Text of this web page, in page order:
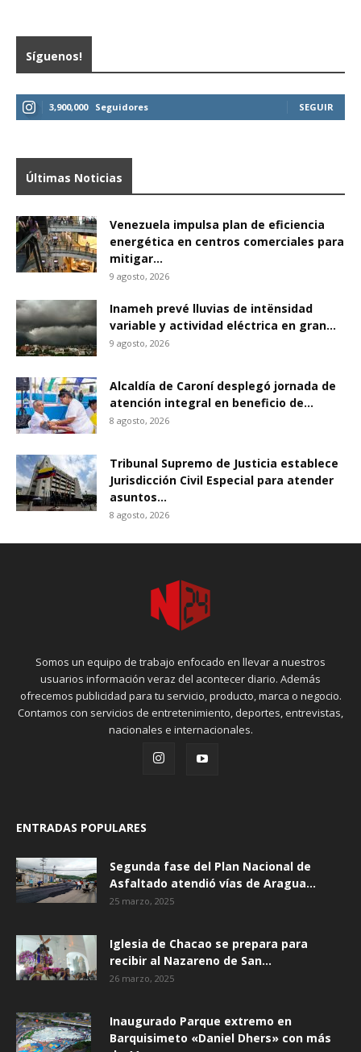
Síguenos!
3,900,000 Seguidores SEGUIR
Últimas Noticias
Venezuela impulsa plan de eficiencia
energética en centros comerciales para
mitigar...
9 agosto, 2026
Inameh prevé lluvias de intënsidad
variable y actividad eléctrica en gran...
9 agosto, 2026
Alcaldía de Caroní desplegó jornada de
atención integral en beneficio de...
8 agosto, 2026
Tribunal Supremo de Justicia establece
Jurisdicción Civil Especial para atender
asuntos...
8 agosto, 2026
Somos un equipo de trabajo enfocado en llevar a nuestros
usuarios información veraz del acontecer diario. Además
ofrecemos publicidad para tu servicio, producto, marca o negocio.
Contamos con servicios de entretenimiento, deportes, entrevistas,
nacionales e internacionales.
ENTRADAS POPULARES
Segunda fase del Plan Nacional de
Asfaltado atendió vías de Aragua...
25 marzo, 2025
Iglesia de Chacao se prepara para
recibir al Nazareno de San...
26 marzo, 2025
Inaugurado Parque extremo en
Barquisimeto «Daniel Dhers» con más